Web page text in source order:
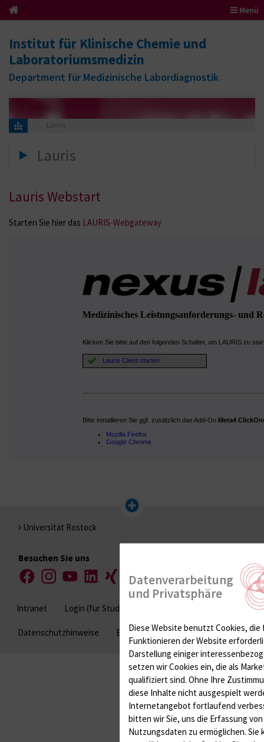
Menü
Institut für Klinische Chemie und
Laboratoriumsmedizin
Department für Medizinische Labordiagnostik
Lauris
Lauris
Lauris Webstart
Starten Sie hier das LAURIS-Webgateway
Universität Rostock
Besuchen Sie uns
FacebookInstagramYouTubeLinkedIn
Xing
Intranet Login (für Studenten)
Datenschutzhinweise Barrierefreiheit
Datenverarbeitung
und Privatsphäre
Diese Website benutzt Cookies, die
Funktionieren der Website
Darstellung einiger
setzen wir Cookies ein, die als
qualifiziert sind. Ohne Ihre
diese Inhalte nicht ausgespielt
Internetangebot fortlaufend
bitten wir Sie, uns die Erfassung
Nutzungsdaten zu ermöglichen. Sie